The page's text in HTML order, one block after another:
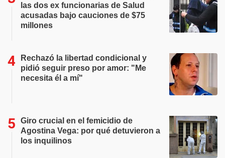
las dos ex funcionarias de Salud
acusadas bajo cauciones de $75
millones
Rechazó la libertad condicional y
pidió seguir preso por amor: "Me
necesita él a mí"
Giro crucial en el femicidio de
Agostina Vega: por qué detuvieron a
los inquilinos